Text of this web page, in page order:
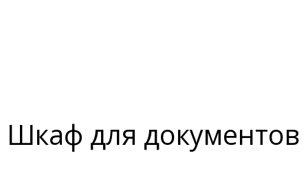
Шкаф для